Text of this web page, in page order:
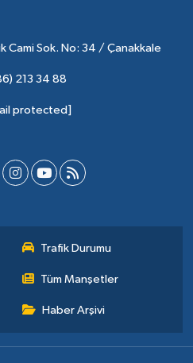
Cami Sok. No: 34 / Çanakkale
213 34 88
protected]
Trafik Durumu
Tüm Manşetler
Haber Arşivi